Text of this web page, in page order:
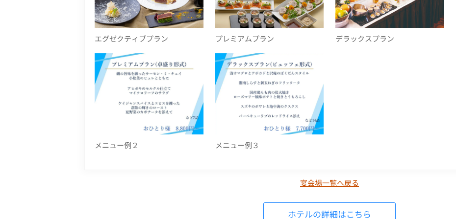
エグゼクティブプラン プレミアムプラン デラックスプラン
メニュー例２ メニュー例３
宴会場一覧へ戻る
ホテルの詳細はこちら